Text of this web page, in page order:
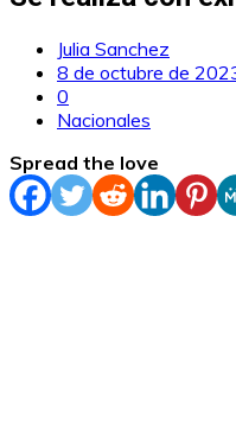
Julia Sanchez
8 de octubre de
0
Nacionales
Spread the love